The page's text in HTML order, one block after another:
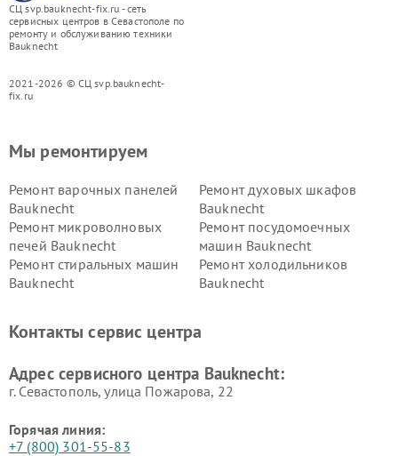
СЦ svp.bauknecht-fix.ru - сеть
сервисных центров в Севастополе по
ремонту и обслуживанию техники
Bauknecht
2021-2026 © СЦ svp.bauknecht-
fix.ru
Мы ремонтируем
Ремонт варочных панелей
Bauknecht
Ремонт духовых шкафов
Bauknecht
Ремонт микроволновых
печей Bauknecht
Ремонт посудомоечных
машин Bauknecht
Ремонт стиральных машин
Bauknecht
Ремонт холодильников
Bauknecht
Контакты сервис центра
Адрес сервисного центра Bauknecht:
г. Севастополь, улица Пожарова, 22
Горячая линия:
+7 (800) 301-55-83